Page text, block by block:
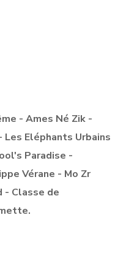
- Ames Né Zik -
Eléphants Urbains
Paradise -
Vérane - Mo Zr
- Classe de